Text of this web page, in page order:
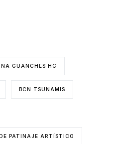
GUANCHES HC
BCN TSUNAMIS
PATINAJE ARTÍSTICO